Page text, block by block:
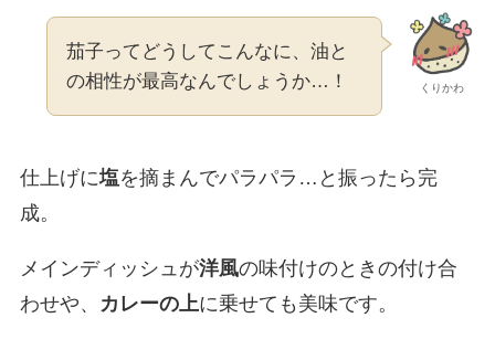
くりかわ
茄子ってどうしてこんなに、油と
の相性が最高なんでしょうか…！
仕上げに塩を摘まんでパラパラ…と振ったら完
成。
メインディッシュが洋風の味付けのときの付け合
わせや、
カレーの上に乗せても美味です。